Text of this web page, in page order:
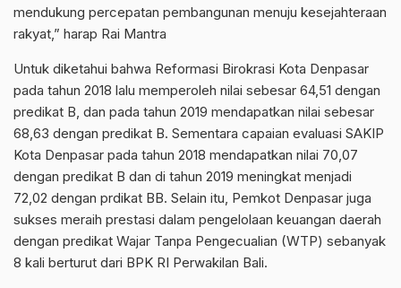
mendukung percepatan pembangunan menuju kesejahteraan
rakyat,” harap Rai Mantra
Untuk diketahui bahwa Reformasi Birokrasi Kota Denpasar
pada tahun 2018 lalu memperoleh nilai sebesar 64,51 dengan
predikat B, dan pada tahun 2019 mendapatkan nilai sebesar
68,63 dengan predikat B. Sementara capaian evaluasi SAKIP
Kota Denpasar pada tahun 2018 mendapatkan nilai 70,07
dengan predikat B dan di tahun 2019 meningkat menjadi
72,02 dengan prdikat BB. Selain itu, Pemkot Denpasar juga
sukses meraih prestasi dalam pengelolaan keuangan daerah
dengan predikat Wajar Tanpa Pengecualian (WTP) sebanyak
8 kali berturut dari BPK RI Perwakilan Bali.